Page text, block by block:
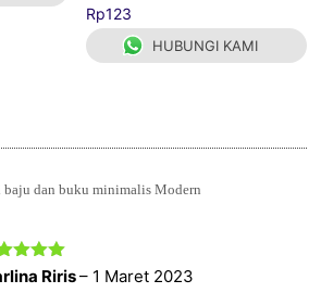
Dinilai
5.00
dari 5
Rp123
HUBUNGI KAMI
baju dan buku minimalis Modern
5 Riris– 1 Maret 2023